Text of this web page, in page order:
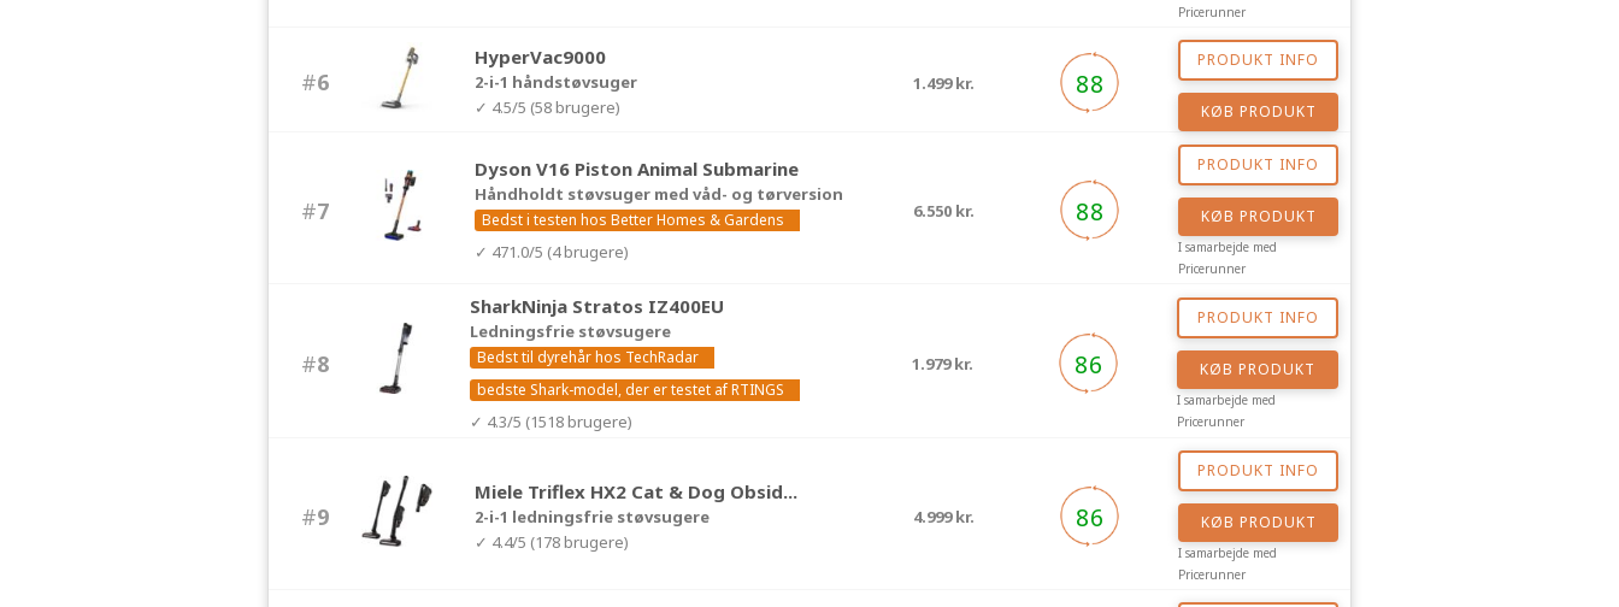
Pricerunner
#6
HyperVac9000
2-i-1 håndstøvsuger
✓ 4.5/5 (58 brugere)
1.499 kr. 88
PRODUKT INFO
KØB PRODUKT
#7
Dyson V16 Piston Animal Submarine
Håndholdt støvsuger med våd- og tørversion
Bedst i testen hos Better Homes & Gardens
✓ 471.0/5 (4 brugere)
6.550 kr. 88
PRODUKT INFO
KØB PRODUKT
I samarbejde med
Pricerunner
#8
SharkNinja Stratos IZ400EU
Ledningsfrie støvsugere
Bedst til dyrehår hos TechRadar
bedste Shark-model, der er testet af RTINGS
✓ 4.3/5 (1518 brugere)
1.979 kr. 86
PRODUKT INFO
KØB PRODUKT
I samarbejde med
Pricerunner
#9
Miele Triflex HX2 Cat & Dog Obsid...
2-i-1 ledningsfrie støvsugere
✓ 4.4/5 (178 brugere)
4.999 kr. 86
PRODUKT INFO
KØB PRODUKT
I samarbejde med
Pricerunner